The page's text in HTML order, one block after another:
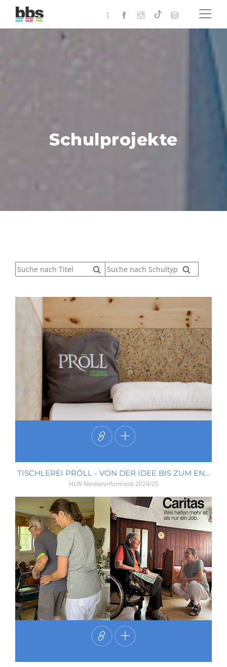
Schulprojekte
TISCHLEREI PRÖLL - VON DER IDEE BIS ZUM ENDPRODUKT
HLW Medieninformatik2024/25